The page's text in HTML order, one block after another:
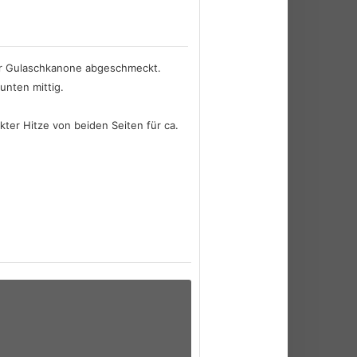
abgeschmeckt.
mittig.
Hitze von beiden Seiten für ca.